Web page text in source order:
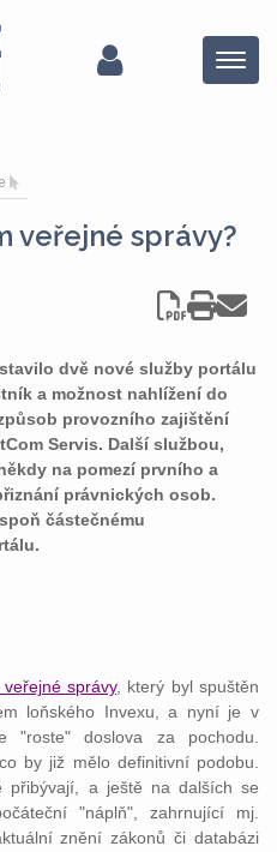
Menu
veřejné správy?
dvě nové služby portálu
a možnost nahlížení do
provozního zajištění
Servis. Další službou,
na pomezí prvního a
právnických osob.
částečnému
veřejné správy, který byl spuštěn
loňského Invexu, a nyní je v
"roste" doslova za pochodu.
by již mělo definitivní podobu.
přibývají, a ještě na dalších se
"náplň", zahrnující mj.
znění zákonů či databázi